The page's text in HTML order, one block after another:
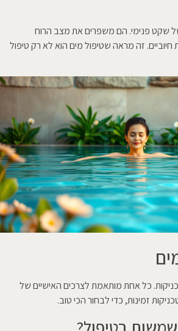
שקט פנימי. הם משפרים את מצב הרוח
זה מראה שטיפול מים הוא לא רק טיפול
כל אחת מותאמת לצרכים האישיים של
זמינות, כדי לבחור הכי טוב.